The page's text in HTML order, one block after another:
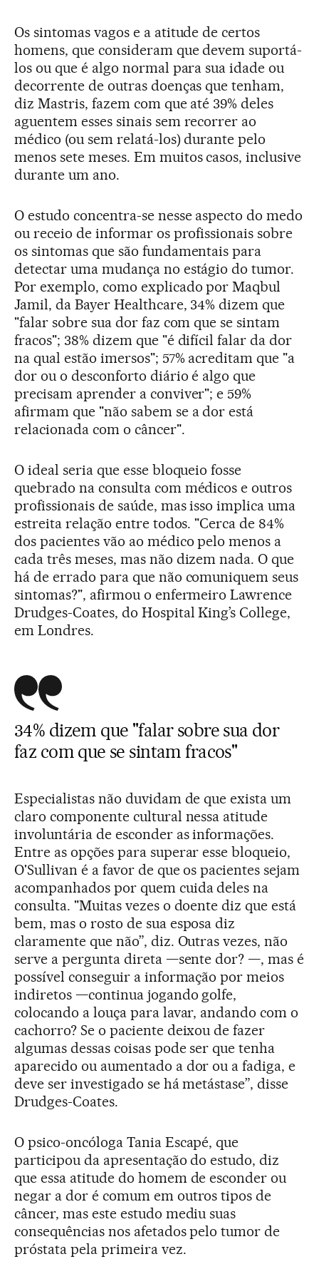
Os sintomas vagos e a atitude de certos
homens, que consideram que devem suportá-
los ou que é algo normal para sua idade ou
decorrente de outras doenças que tenham,
diz Mastris, fazem com que até 39% deles
aguentem esses sinais sem recorrer ao
médico (ou sem relatá-los) durante pelo
menos sete meses. Em muitos casos, inclusive
durante um ano.
O estudo concentra-se nesse aspecto do medo
ou receio de informar os profissionais sobre
os sintomas que são fundamentais para
detectar uma mudança no estágio do tumor.
Por exemplo, como explicado por Maqbul
Jamil, da Bayer Healthcare, 34% dizem que
"falar sobre sua dor faz com que se sintam
fracos"; 38% dizem que "é difícil falar da dor
na qual estão imersos"; 57% acreditam que "a
dor ou o desconforto diário é algo que
precisam aprender a conviver"; e 59%
afirmam que "não sabem se a dor está
relacionada com o câncer".
O ideal seria que esse bloqueio fosse
quebrado na consulta com médicos e outros
profissionais de saúde, mas isso implica uma
estreita relação entre todos. "Cerca de 84%
dos pacientes vão ao médico pelo menos a
cada três meses, mas não dizem nada. O que
há de errado para que não comuniquem seus
sintomas?", afirmou o enfermeiro Lawrence
Drudges-Coates, do Hospital King’s College,
em Londres.
34% dizem que "falar sobre sua dor
faz com que se sintam fracos"
Especialistas não duvidam de que exista um
claro componente cultural nessa atitude
involuntária de esconder as informações.
Entre as opções para superar esse bloqueio,
O'Sullivan é a favor de que os pacientes sejam
acompanhados por quem cuida deles na
consulta. "Muitas vezes o doente diz que está
bem, mas o rosto de sua esposa diz
claramente que não”, diz. Outras vezes, não
serve a pergunta direta —sente dor? —, mas é
possível conseguir a informação por meios
indiretos —continua jogando golfe,
colocando a louça para lavar, andando com o
cachorro? Se o paciente deixou de fazer
algumas dessas coisas pode ser que tenha
aparecido ou aumentado a dor ou a fadiga, e
deve ser investigado se há metástase”, disse
Drudges-Coates.
O psico-oncóloga Tania Escapé, que
participou da apresentação do estudo, diz
que essa atitude do homem de esconder ou
negar a dor é comum em outros tipos de
câncer, mas este estudo mediu suas
consequências nos afetados pelo tumor de
próstata pela primeira vez.